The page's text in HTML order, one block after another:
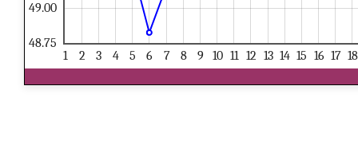
1 2 3 4 5 6 7 8 9 10 11 12 13 14 15 16 17 18
48.75
49.00